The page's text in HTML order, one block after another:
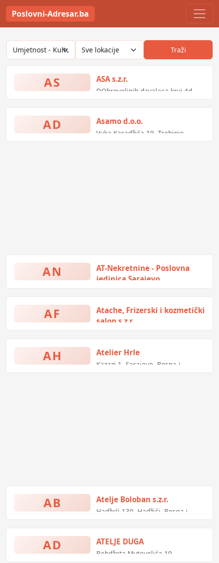
Poslovni-Adresar.ba
Traži
AS ASA s.z.r.
DObrovoljnih davalaca krvi 4d,
AD Asamo d.o.o.
Vuka Karadžića 19, Trebinje,
AN
AT-Nekretnine - Poslovna
jedinica Sarajevo
AF
Atache, Frizerski i kozmetički
salon s.z.r.
AH Atelier Hrle
Kazazi 1, Sarajevo, Bosna i
AB Atelje Boloban s.z.r.
Hadželi 130, Hadžići, Bosna i
AD ATELJE DUGA
Behdžeta Mutevelića 19,